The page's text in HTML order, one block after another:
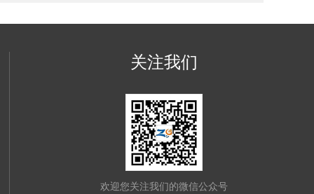
关注我们
欢迎您关注我们的微信公众号